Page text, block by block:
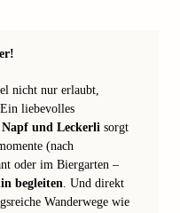
nicht nur erlaubt,
liebevolles
Napf und Leckerli sorgt
(nach
oder im Biergarten –
begleiten. Und direkt
Wanderwege wie